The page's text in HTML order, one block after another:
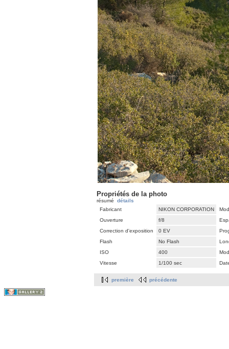
Propriétés de la photo
résumé détails
Fabricant
NIKON CORPORATION
Ouverture
f/8
Correction d'exposition
0 EV
Flash
No Flash
ISO
400
Vitesse
1/100 sec
première précédente